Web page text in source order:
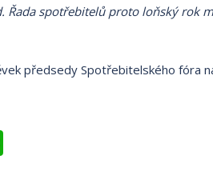
Řada spotřebitelů proto loňský rok
předsedy Spotřebitelského fóra